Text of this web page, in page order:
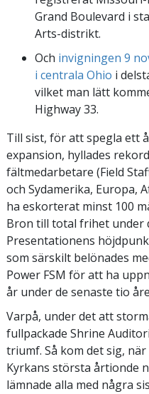
Grand Boulevard i
Arts-distrikt.
Och invigningen 9
i centrala Ohio i
vilket man lätt
Highway 33.
Till sist, för att spegla ett
expansion, hyllades
fältmedarbetare (Field
och Sydamerika, Europa,
ha eskorterat minst 100
Bron till total frihet under
Presentationens
som särskilt belönades
Power FSM för att ha
år under de senaste tio
Varpå, under det att
fullpackade Shrine
triumf. Så kom det sig,
Kyrkans största årtionde
lämnade alla med några